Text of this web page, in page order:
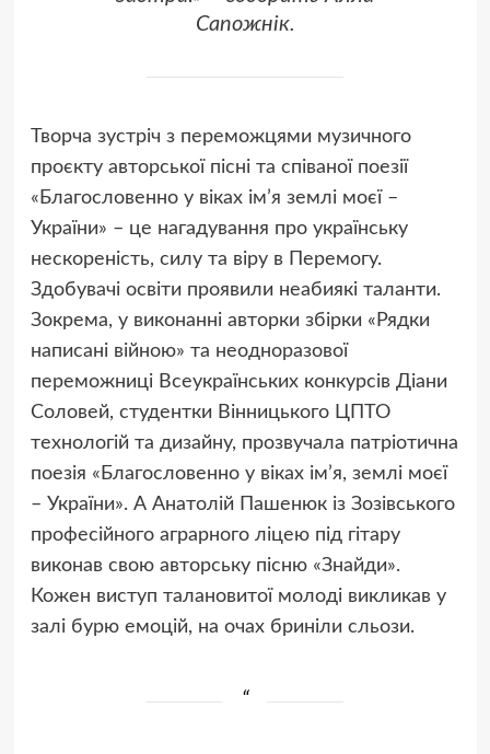
Сапожнік.
Творча зустріч з переможцями музичного
проєкту авторської пісні та співаної поезії
«Благословенно у віках ім’я землі моєї –
України» – це нагадування про українську
нескореність, силу та віру в Перемогу.
Здобувачі освіти проявили неабиякі таланти.
Зокрема, у виконанні авторки збірки «Рядки
написані війною» та неодноразової
переможниці Всеукраїнських конкурсів Діани
Соловей, студентки Вінницького ЦПТО
технологій та дизайну, прозвучала патріотична
поезія «Благословенно у віках ім’я, землі моєї
– України». А Анатолій Пашенюк із Зозівського
професійного аграрного ліцею під гітару
виконав свою авторську пісню «Знайди».
Кожен виступ талановитої молоді викликав у
залі бурю емоцій, на очах бриніли сльози.